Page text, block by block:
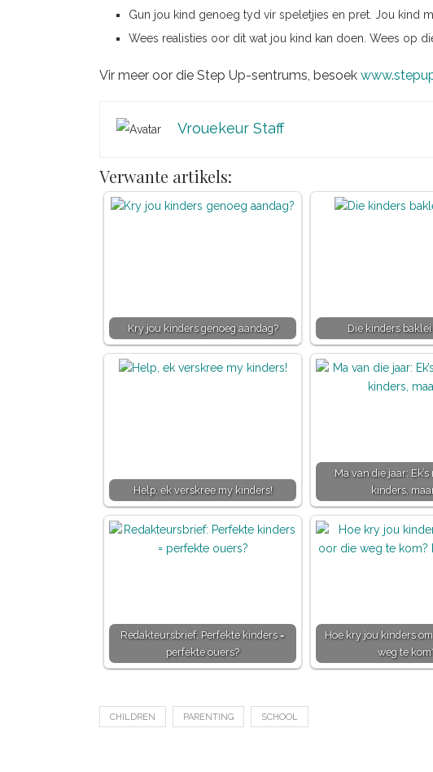
Gun jou kind genoeg tyd vir speletjies en pret. Jou kind
Wees realisties oor dit wat jou kind kan doen. Wees op
Vir meer oor die Step Up-sentrums, besoek
Vrouekeur Staff
Verwante artikels:
Kry jou kinders genoeg aandag? Die kinders
Help, ek verskree my kinders!
Ma van die jaar:
kinders,
Redakteursbrief: Perfekte kinders =
perfekte ouers?
Hoe kry jou kinders
weg te
CHILDREN PARENTING SCHOOL